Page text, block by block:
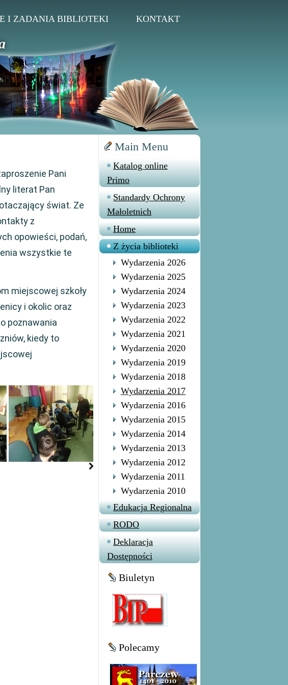
I ZADANIA BIBLIOTEKI KONTAKT
Pani
literat Pan
świat. Ze
z
opowieści, podań,
wszystkie te
miejscowej szkoły
i okolic oraz
poznawania
kiedy to
Main Menu
Katalog online
Primo
Standardy Ochrony
Małoletnich
Home
Z życia biblioteki
Wydarzenia 2026
Wydarzenia 2025
Wydarzenia 2024
Wydarzenia 2023
Wydarzenia 2022
Wydarzenia 2021
Wydarzenia 2020
Wydarzenia 2019
Wydarzenia 2018
Wydarzenia 2017
Wydarzenia 2016
Wydarzenia 2015
Wydarzenia 2014
Wydarzenia 2013
Wydarzenia 2012
Wydarzenia 2011
Wydarzenia 2010
Edukacja Regionalna
RODO
Deklaracja
Dostępności
Biuletyn
Polecamy